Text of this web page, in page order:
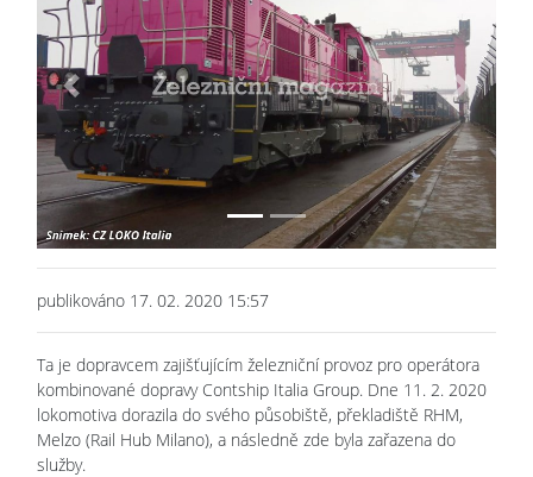
Previous Next
publikováno 17. 02. 2020 15:57
Ta je dopravcem zajišťujícím železniční provoz pro operátora
kombinované dopravy Contship Italia Group. Dne 11. 2. 2020
lokomotiva dorazila do svého působiště, překladiště RHM,
Melzo (Rail Hub Milano), a následně zde byla zařazena do
služby.